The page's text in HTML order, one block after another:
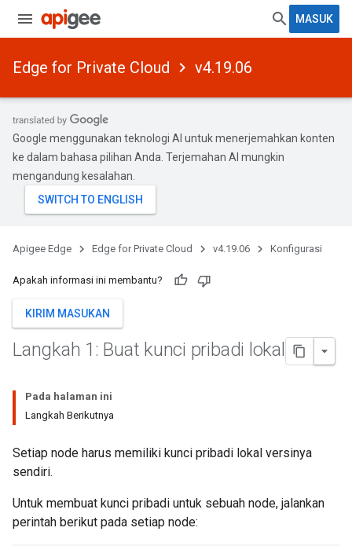
MASUK
Edge for Private Cloud v4.19.06
Google menggunakan teknologi AI untuk menerjemahkan konten
ke dalam bahasa pilihan Anda. Terjemahan AI mungkin
mengandung kesalahan.
Apigee Edge Edge for Private Cloud v4.19.06 Konfigurasi
Apakah informasi ini membantu?
KIRIM MASUKAN
Langkah 1: Buat kunci pribadi lokal
Pada halaman ini
Langkah Berikutnya
Setiap node harus memiliki kunci pribadi lokal versinya
sendiri.
Untuk membuat kunci pribadi untuk sebuah node, jalankan
perintah berikut pada setiap node: